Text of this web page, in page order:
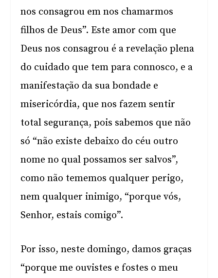
nos consagrou em nos chamarmos
filhos de Deus”. Este amor com que
Deus nos consagrou é a revelação plena
do cuidado que tem para connosco, e a
manifestação da sua bondade e
misericórdia, que nos fazem sentir
total segurança, pois sabemos que não
só “não existe debaixo do céu outro
nome no qual possamos ser salvos”,
como não tememos qualquer perigo,
nem qualquer inimigo, “porque vós,
Senhor, estais comigo”.
Por isso, neste domingo, damos graças
“porque me ouvistes e fostes o meu